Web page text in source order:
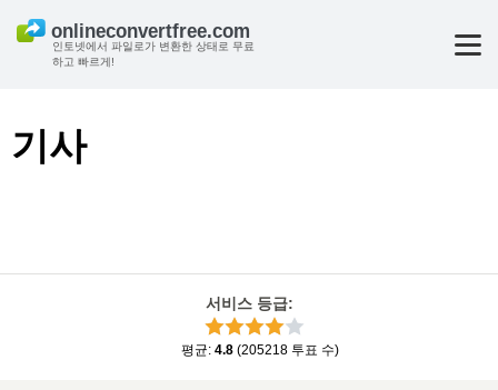
인토넷에서 파일로가 변환한 상태로 무료
하고 빠르게!
기사
서비스 등급:
평균: 4.8 (205218 투표 수)